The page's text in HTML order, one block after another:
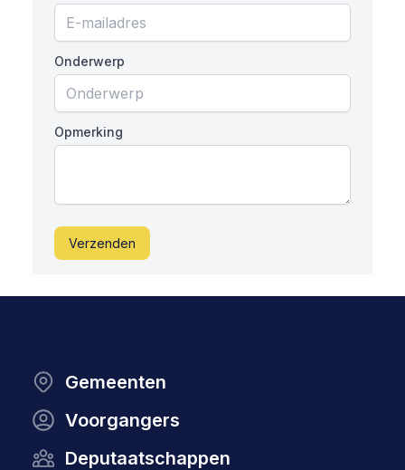
Onderwerp
Opmerking
Verzenden
Gemeenten
Voorgangers
Deputaatschappen